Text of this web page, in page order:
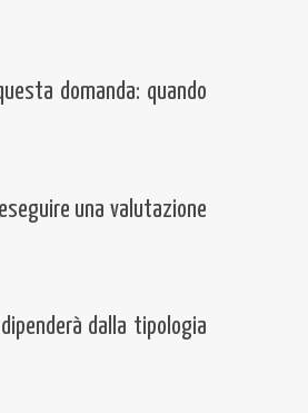
domanda: quando
una valutazione
dalla tipologia